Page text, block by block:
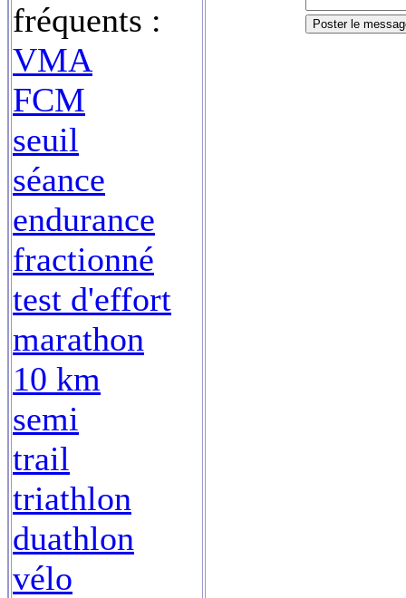
fréquents :
VMA
FCM
seuil
séance
endurance
fractionné
test d'effort
marathon
10 km
semi
trail
triathlon
duathlon
vélo